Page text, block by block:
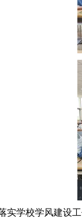
实学校学风建设